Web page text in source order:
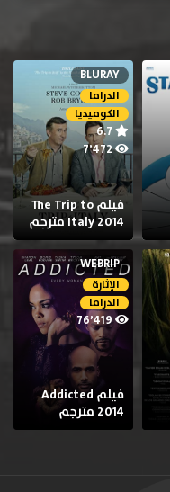
BLURAY
الدراما
الكوميديا
7٬472
فيلم The Trip to
Italy 2014 مترجم
WEBRIP
الإثارة
الدراما
76٬419
فيلم Addicted
2014 مترجم